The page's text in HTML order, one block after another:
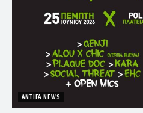
ANTIFA NEWS